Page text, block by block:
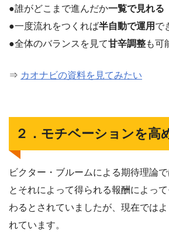
●誰がどこまで進んだか一覧で見れる
●一度流れをつくれば半自動で運用 で
●全体のバランスを見て甘辛調整も可
⇒ カオナビの資料を見てみたい
２．モチベーションを高
ビクター・ブルームによる期待理論
とそれによって得られる報酬によっ
わるとされていましたが、現在では
れています。